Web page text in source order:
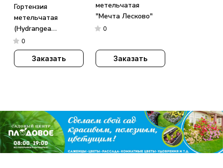
Гортензия
метельчатая
(Hydrangea
paniculata)
«Metallica»
0
Заказать
метельчатая
"Мечта Лесково"
0
Заказать